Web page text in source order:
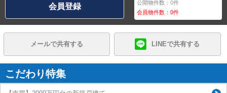
会員登録 公開物件数：0件
会員物件数：0件
メールで共有する LINEで共有する
こだわり特集